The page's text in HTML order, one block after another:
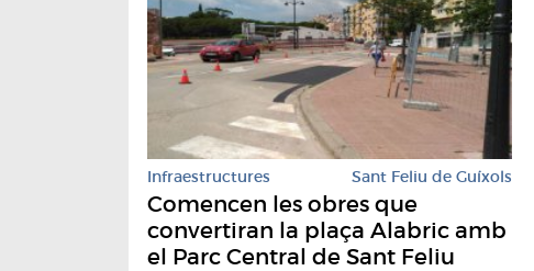
Infraestructures Sant Feliu de Guíxols
Comencen les obres que
convertiran la plaça Alabric amb
el Parc Central de Sant Feliu